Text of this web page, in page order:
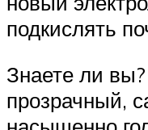
подкислять
Знаете ли вы?
прозрачный,